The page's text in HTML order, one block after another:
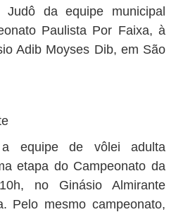
da equipe municipal
Paulista Por Faixa, à
Adib Moyses Dib, em São
equipe de vôlei adulta
etapa do Campeonato da
no Ginásio Almirante
Pelo mesmo campeonato,